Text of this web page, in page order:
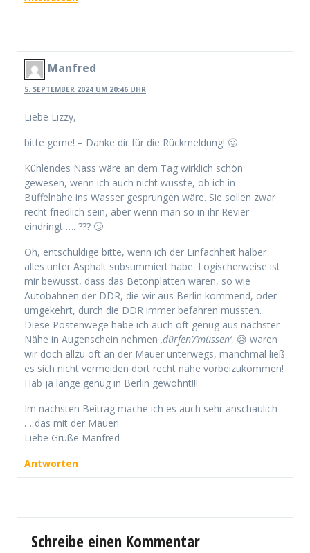
Manfred
5. SEPTEMBER 2024 UM 20:46 UHR
Liebe Lizzy,
bitte gerne! – Danke dir für die Rückmeldung! 🙂
Kühlendes Nass wäre an dem Tag wirklich schön
gewesen, wenn ich auch nicht wüsste, ob ich in
Büffelnähe ins Wasser gesprungen wäre. Sie sollen zwar
recht friedlich sein, aber wenn man so in ihr Revier
eindringt …. ??? 🙄
Oh, entschuldige bitte, wenn ich der Einfachheit halber
alles unter Asphalt subsummiert habe. Logischerweise ist
mir bewusst, dass das Betonplatten waren, so wie
Autobahnen der DDR, die wir aus Berlin kommend, oder
umgekehrt, durch die DDR immer befahren mussten.
Diese Postenwege habe ich auch oft genug aus nächster
Nähe in Augenschein nehmen ‚dürfen’/’müssen‘, 😥 waren
wir doch allzu oft an der Mauer unterwegs, manchmal ließ
es sich nicht vermeiden dort recht nahe vorbeizukommen!
Hab ja lange genug in Berlin gewohnt!!!
Im nächsten Beitrag mache ich es auch sehr anschaulich
… das mit der Mauer!
Liebe Grüße Manfred
Antworten
Schreibe einen Kommentar